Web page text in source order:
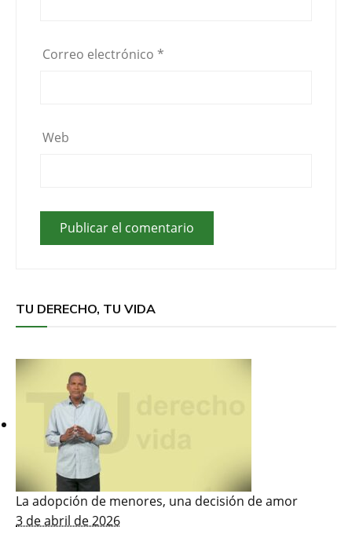
Correo electrónico *
Web
TU DERECHO, TU VIDA
La adopción de menores, una decisión de amor
3 de abril de 2026